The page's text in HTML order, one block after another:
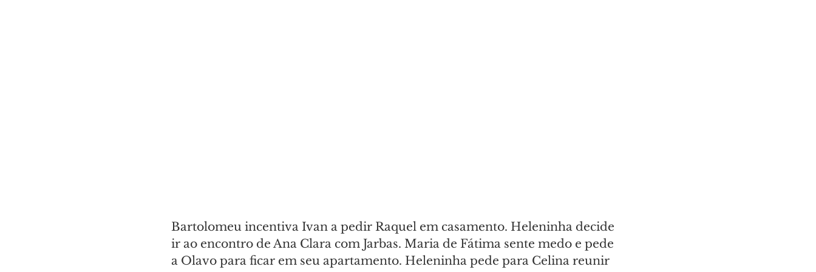
Bartolomeu incentiva Ivan a pedir Raquel em casamento. Heleninha decide
ir ao encontro de Ana Clara com Jarbas. Maria de Fátima sente medo e pede
a Olavo para ficar em seu apartamento. Heleninha pede para Celina reunir